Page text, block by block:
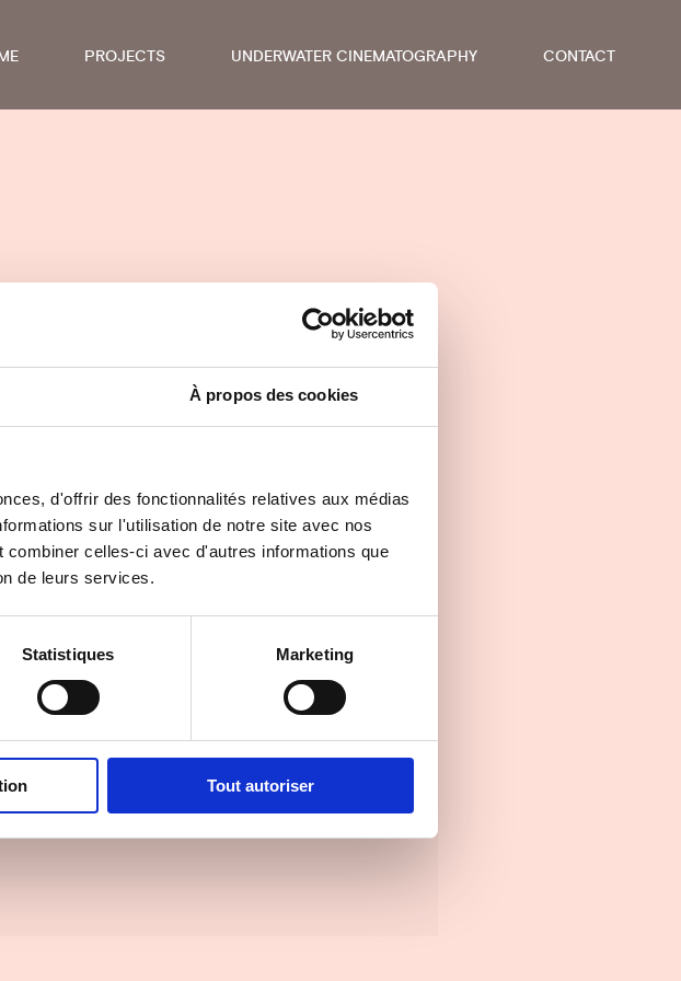
À propos des cookies
d'offrir des fonctionnalités relatives aux médias
sur l'utilisation de notre site avec nos
celles-ci avec d'autres informations que
de leurs services.
Statistiques Marketing
Tout autoriser
PROJECTS UNDERWATER CINEMATOGRAPHY CONTACT